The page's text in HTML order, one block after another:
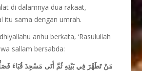
di dalamnya dua rakaat,
itu sama dengan umrah.
anhu berkata, ‘Rasulullah
wa sallam bersabda:
مَنْ تَطَهَّرَ فِي بَيْتِهِ ثُمَّ أَتَى مَسْجِدَ قُبَاءَ